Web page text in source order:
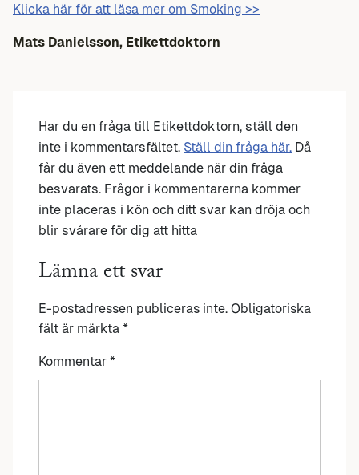
Klicka här för att läsa mer om Smoking >>
Mats Danielsson, Etikettdoktorn
Har du en fråga till Etikettdoktorn, ställ den
inte i kommentarsfältet. Ställ din fråga här. Då
får du även ett meddelande när din fråga
besvarats. Frågor i kommentarerna kommer
inte placeras i kön och ditt svar kan dröja och
blir svårare för dig att hitta
Lämna ett svar
E-postadressen publiceras inte. Obligatoriska
fält är märkta *
Kommentar *